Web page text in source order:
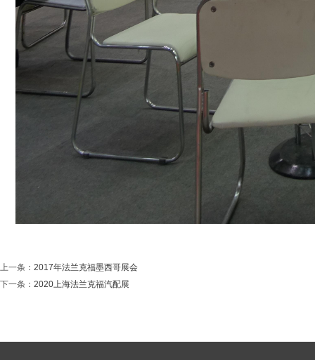
上一条： 2017年法兰克福墨西哥展会
下一条： 2020上海法兰克福汽配展